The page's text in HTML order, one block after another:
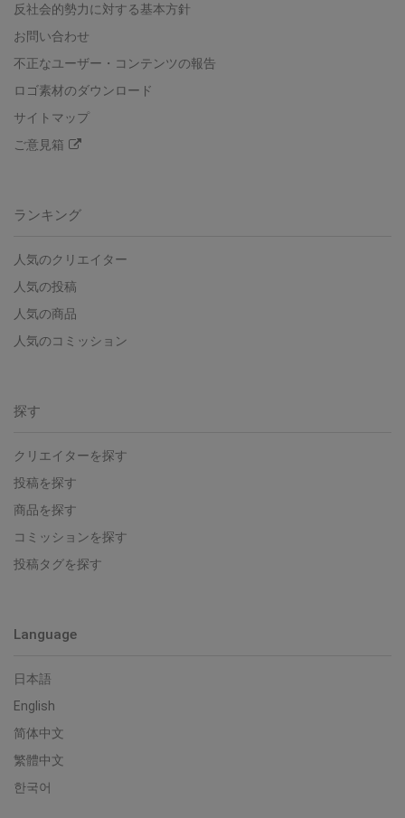
反社会的勢力に対する基本方針
お問い合わせ
不正なユーザー・コンテンツの報告
ロゴ素材のダウンロード
サイトマップ
ご意見箱
ランキング
人気のクリエイター
人気の投稿
人気の商品
人気のコミッション
探す
クリエイターを探す
投稿を探す
商品を探す
コミッションを探す
投稿タグを探す
Language
日本語
English
简体中文
繁體中文
한국어